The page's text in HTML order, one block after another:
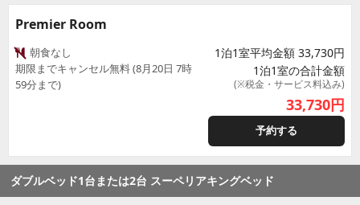
Premier Room
朝食なし
期限までキャンセル無料 (8月20日 7時
59分まで)
1泊1室平均金額 33,730円
1泊1室の合計金額
(※税金・サービス料込み)
33,730円
予約する
ダブルベッド1台または2台 スーペリアキングベッド